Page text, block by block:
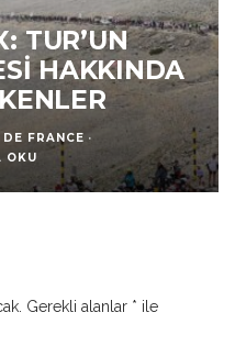
TUR’UN
HAKKINDA
FRANCE ·
OKU
Gerekli alanlar * ile